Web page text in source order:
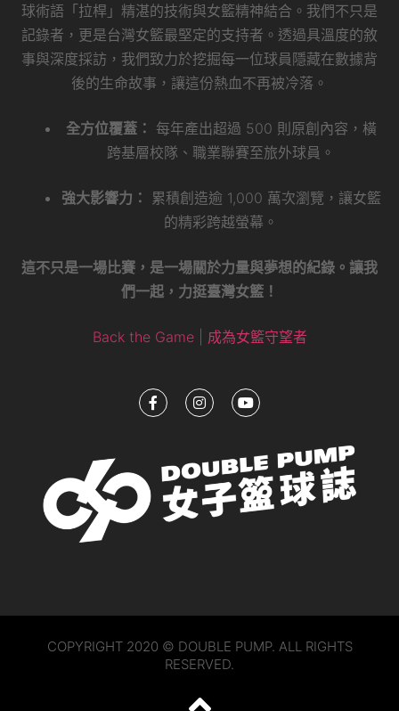
球術語「拉桿」精湛的技術與女籃精神結合。我們不只是
記錄者，更是台灣女籃最堅定的支持者。透過具溫度的敘
事與深度採訪，我們致力於挖掘每一位球員隱藏在數據背
後的生命故事，讓這份熱血不再被冷落。
全方位覆蓋： 每年產出超過 500 則原創內容，橫
跨基層校隊、職業聯賽至旅外球員。
強大影響力：
累積創造逾 1,000 萬次瀏覽，讓女籃
的精彩跨越螢幕。
這不只是一場比賽，是一場關於力量與夢想的紀錄。讓我
們一起，力挺臺灣女籃！
Back the Game | 成為女籃守望者
COPYRIGHT 2020 © DOUBLE PUMP. ALL RIGHTS
RESERVED.